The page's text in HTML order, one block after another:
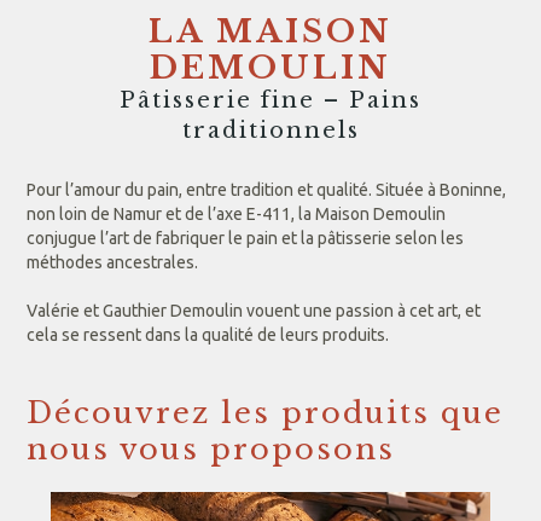
LA MAISON
DEMOULIN
Pâtisserie fine – Pains
traditionnels
Pour l’amour du pain, entre tradition et qualité. Située à Boninne,
non loin de Namur et de l’axe E-411, la Maison Demoulin
conjugue l’art de fabriquer le pain et la pâtisserie selon les
méthodes ancestrales.
Valérie et Gauthier Demoulin vouent une passion à cet art, et
cela se ressent dans la qualité de leurs produits.
Découvrez les produits que
nous vous proposons